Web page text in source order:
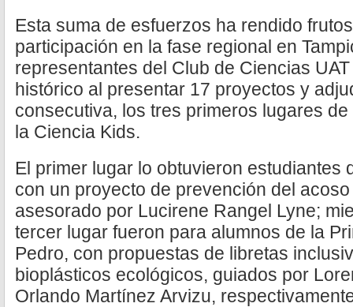
Esta suma de esfuerzos ha rendido
participación en la fase regional en
representantes del Club de Ciencias
histórico al presentar 17 proyectos y
consecutiva, los tres primeros lugares
la Ciencia Kids.
El primer lugar lo obtuvieron estudiantes
con un proyecto de prevención del
asesorado por Lucirene Rangel Lyne;
tercer lugar fueron para alumnos de la
Pedro, con propuestas de libretas
bioplásticos ecológicos, guiados por
Orlando Martínez Arvizu,